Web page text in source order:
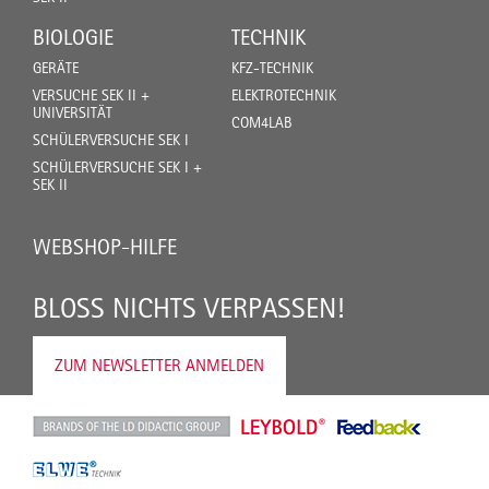
BIOLOGIE
GERÄTE
VERSUCHE SEK II +
UNIVERSITÄT
SCHÜLERVERSUCHE SEK I
SCHÜLERVERSUCHE SEK I +
SEK II
TECHNIK
KFZ-TECHNIK
ELEKTROTECHNIK
COM4LAB
WEBSHOP-HILFE
BLOSS NICHTS VERPASSEN!
ZUM NEWSLETTER ANMELDEN